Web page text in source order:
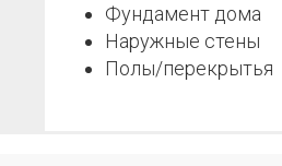
Фундамент дома
Наружные стены
Полы/перекрытья